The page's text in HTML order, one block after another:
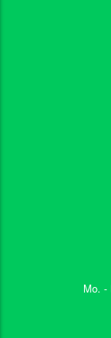
Mo. -